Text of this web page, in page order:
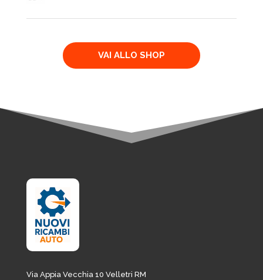
VAI ALLO SHOP
Via Appia Vecchia 10 Velletri RM